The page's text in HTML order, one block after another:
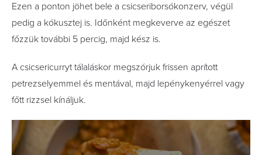
Ezen a ponton jöhet bele a csicseriborsókonzerv, végül
pedig a kókusztej is. Időnként megkeverve az egészet
főzzük további 5 percig, majd kész is.
A csicsericurryt tálaláskor megszórjuk frissen aprított
petrezselyemmel és mentával, majd lepénykenyérrel vagy
főtt rizzsel kínáljuk.